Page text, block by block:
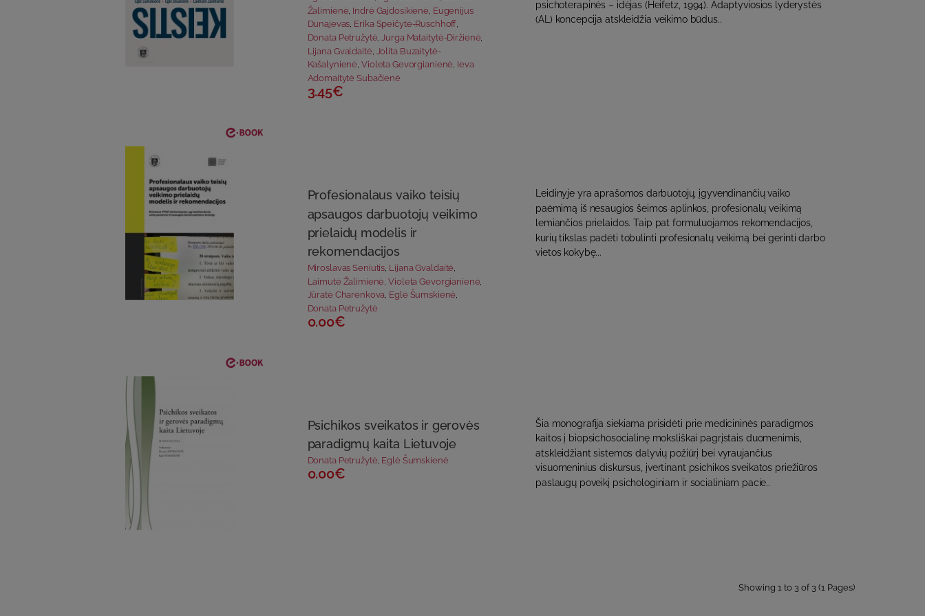
Žalimienė Indrė Gajdosikienė Eugenijus
Dunajevas, Erika Speičytė-Ruschhoff,
Donata Petružytė Jurga Mataitytė-Diržienė
Lijana Gvaldaitė
Jolita Buzaitytė-
Kašalynienė, Violeta Gevorgianienė, Ieva
Adomaitytė Subačienė
3.45€
psichoterapinės – idėjas (Heifetz, 1994). Adaptyviosios lyderystės
(AL) koncepcija atskleidžia veikimo būdus..
Profesionalaus vaiko teisių
apsaugos darbuotojų veikimo
prielaidų modelis ir
rekomendacijos
Miroslavas Seniutis Lijana Gvaldaitė
Laimutė Žalimienė ,Violeta Gevorgianienė
Jūratė Charenkova, Eglė Šumskienė,
Donata Petružytė
0.00€
Leidinyje yra aprašomos darbuotojų, įgyvendinančių vaiko
paėmimą iš nesaugios šeimos aplinkos, profesionalų veikimą
lemiančios prielaidos. Taip pat formuluojamos rekomendacijos,
kurių tikslas padėti tobulinti profesionalų veikimą bei gerinti darbo
vietos kokybę...
Psichikos sveikatos ir gerovės
paradigmų kaita Lietuvoje
Donata Petružytė Eglė Šumskienė
0.00€
Šia monografija siekiama prisidėti prie medicininės paradigmos
kaitos į biopsichosocialinę moksliškai pagrįstais duomenimis,
atskleidžiant sistemos dalyvių požiūrį bei vyraujančius
visuomeninius diskursus, įvertinant psichikos sveikatos priežiūros
paslaugų poveikį psichologiniam ir socialiniam pacie..
Showing 1 to 3 of 3 (1 Pages)